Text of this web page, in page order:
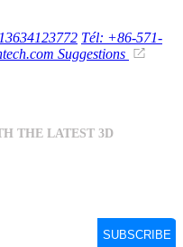
Tél: +86-571-
Suggestions